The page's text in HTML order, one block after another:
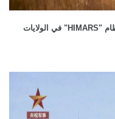
أخبار: تستعد قوات الدفاع الأسترالية لاختبار نظام "HIMARS" في الولايات